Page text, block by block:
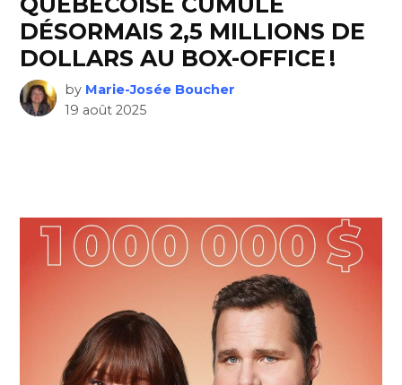
DÉSORMAIS 2,5 MILLIONS DE
DOLLARS AU BOX-OFFICE !
by Marie-Josée Boucher
19 août 2025